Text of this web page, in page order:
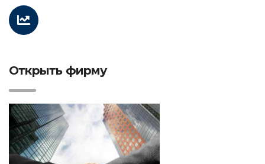
Открыть фирму